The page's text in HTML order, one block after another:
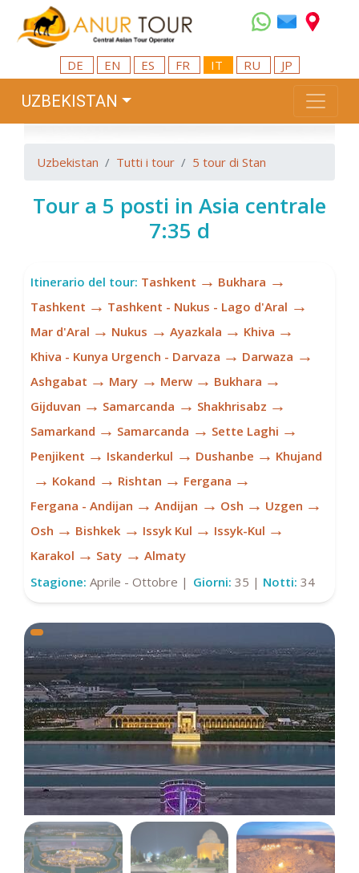
DE EN ES FR IT RU JP
UZBEKISTAN
Uzbekistan Tutti i tour 5 tour di Stan
Tour a 5 posti in Asia centrale
7:35 d
Itinerario del tour: Tashkent → Bukhara →
Tashkent → Tashkent - Nukus - Lago d'Aral →
Mar d'Aral → Nukus → Ayazkala → Khiva →
Khiva - Kunya Urgench - Darvaza → Darwaza →
Ashgabat → Mary → Merw → Bukhara →
Gijduvan → Samarcanda → Shakhrisabz →
Samarkand → Samarcanda → Sette Laghi →
Penjikent → Iskanderkul → Dushanbe → Khujand
→ Kokand → Rishtan → Fergana →
Fergana - Andijan → Andijan → Osh → Uzgen →
Osh → Bishkek → Issyk Kul → Issyk-Kul →
Karakol → Saty → Almaty
Stagione: Aprile - Ottobre | Giorni: 35 | Notti: 34